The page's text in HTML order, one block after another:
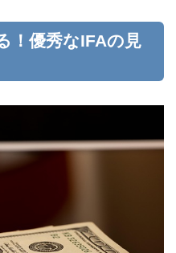
！優秀なIFAの見